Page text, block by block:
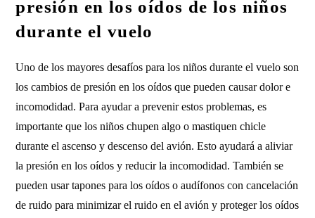
presión en los oídos de los niños
durante el vuelo
Uno de los mayores desafíos para los niños durante el vuelo son
los cambios de presión en los oídos que pueden causar dolor e
incomodidad. Para ayudar a prevenir estos problemas, es
importante que los niños chupen algo o mastiquen chicle
durante el ascenso y descenso del avión. Esto ayudará a aliviar
la presión en los oídos y reducir la incomodidad. También se
pueden usar tapones para los oídos o audífonos con cancelación
de ruido para minimizar el ruido en el avión y proteger los oídos